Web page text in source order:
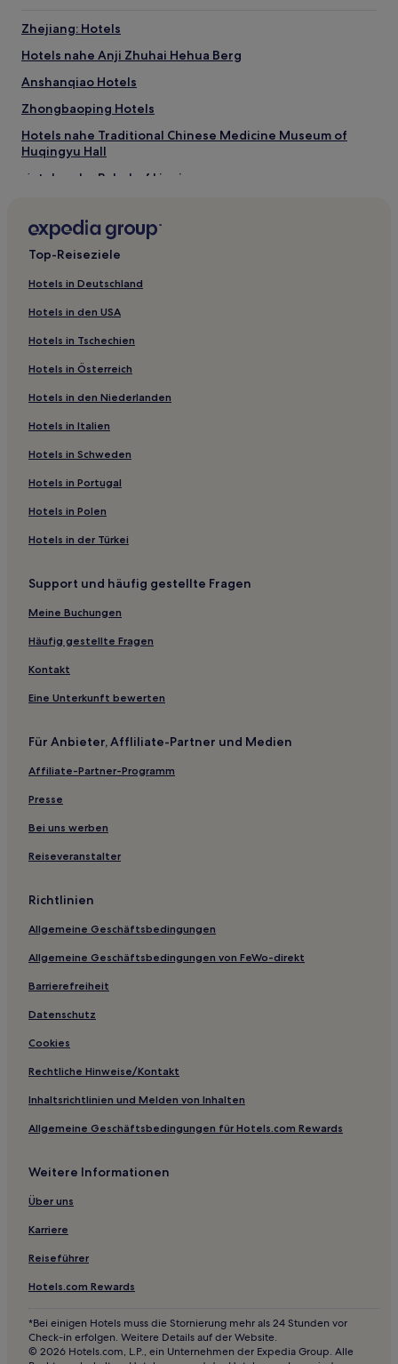
Zhejiang: Hotels
Hotels nahe Anji Zhuhai Hehua Berg
Anshanqiao Hotels
Zhongbaoping Hotels
Hotels nahe Traditional Chinese Medicine Museum of
Huqingyu Hall
Hotels nahe Bahnhof Linpingnan
Xiadongdu Hotels
Hotels nahe Wushan Night Market
Bolu Hotels
Hotels nahe Moyetang-Station
Gantan-Stadt Hotels
Jiashan Hotels
Hotels nahe Yaolin Wunderland
University
Hotels nahe Nanxun Old Town
Hotels nahe Jiaxing Internationales Kongress- und
Ausstellungszentrum
Yuyao Shi Hotels
Hotels nahe Hangzhou-Dragon-Stadium
Shangcheng: Hotels
Hotels nahe Zhejiang Grand Canyon
Xiadadi Hotels
Moganshanzhen Hotels
Bezirk Yuhang: Hotels
Hotels nahe Long'an-Station
Hotels nahe Xihu Tiandi
Zhuji Hotels
Hotels nahe U-Bahn-Station Linping
Hotels nahe U-Bahn-Station Tonglu
Hotels nahe Xingmin-Station
Guanshanjiao Hotels
Hotels nahe Alte Stadt Anchang
Hotels nahe U-Bahn-Station Jiande
Gencun Hotels
Hotels nahe People's Square-Station
Hotels nahe U-Bahn-Station West Lake Cultural Square
Top-Reiseziele
Hotels in Deutschland
Hotels in den USA
Hotels in Tschechien
Hotels in Österreich
Hotels in den Niederlanden
Hotels in Italien
Hotels in Schweden
Hotels in Portugal
Hotels in Polen
Hotels in der Türkei
Support und häufig gestellte Fragen
Meine Buchungen
Häufig gestellte Fragen
Kontakt
Eine Unterkunft bewerten
Für Anbieter, Affliliate-Partner und Medien
Affiliate-Partner-Programm
Presse
Bei uns werben
Reiseveranstalter
Richtlinien
Allgemeine Geschäftsbedingungen
Allgemeine Geschäftsbedingungen von FeWo-direkt
Barrierefreiheit
Datenschutz
Cookies
Rechtliche Hinweise/Kontakt
Inhaltsrichtlinien und Melden von Inhalten
Allgemeine Geschäftsbedingungen für Hotels.com Rewards
Weitere Informationen
Über uns
Karriere
Reiseführer
Hotels.com Rewards
*Bei einigen Hotels muss die Stornierung mehr als 24 Stunden vor
Check-in erfolgen. Weitere Details auf der Website.
© 2026 Hotels.com, L.P., ein Unternehmen der Expedia Group. Alle